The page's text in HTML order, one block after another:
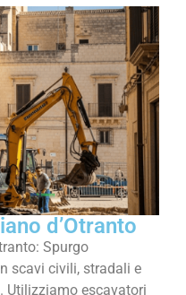
d’Otranto
Spurgo
scavi civili, stradali e
Utilizziamo escavatori